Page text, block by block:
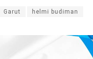
Garut helmi budiman